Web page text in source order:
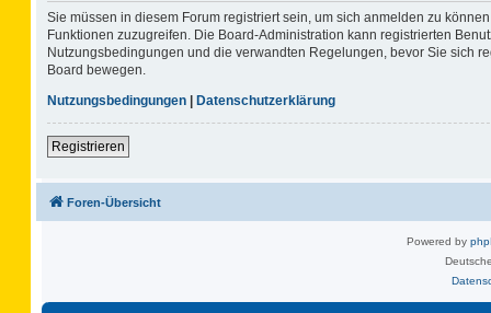
Sie müssen in diesem Forum registriert sein, um sich anmelden zu
Funktionen zuzugreifen. Die Board-Administration kann registrierten
Nutzungsbedingungen und die verwandten Regelungen, bevor Sie sich
Board bewegen.
Nutzungsbedingungen | Datenschutzerklärung
Registrieren
Foren-Übersicht
Powered by